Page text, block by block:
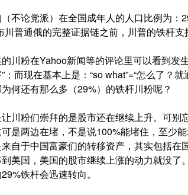
不论党派）在全国成年人的人口比例为：
普通俄的完整证据链之前，川普的铁杆支
川粉在Yahoo新闻等的评论里可以看到发
；而现在基本上是：“so what”=“怎么了？
何还有那么多（29%）的铁杆川粉呢？
川粉们崇拜的是股市还在继续上升。可
是两边在堵，不是说100%能堵住，至少
自于中国富豪们的转移资产，其实包括在
美国，美国的股市继续上涨的动力就没
铁杆会迅速转向。